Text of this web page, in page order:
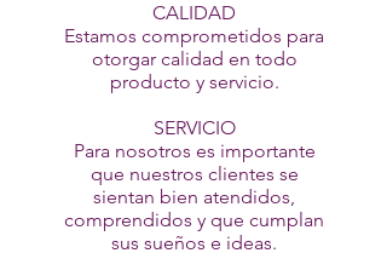
CALIDAD
Estamos comprometidos para
otorgar calidad en todo
producto y servicio.
SERVICIO
Para nosotros es importante
que nuestros clientes se
sientan bien atendidos,
comprendidos y que cumplan
sus sueños e ideas.